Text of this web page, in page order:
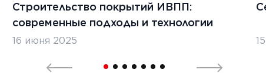
Строительство покрытий ИВПП:
современные подходы и технологии
16 июня 2025